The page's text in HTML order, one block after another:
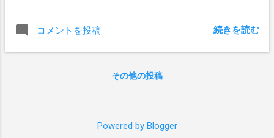
した。 タイトル： "Winter Wonderland" サ
イズ：610x665mm レギュラーエディショ
300ドルで発売 スペシャルエディション
クリーン印刷（雪はアーティストによるス
コメントを投稿 続きを読む
その他の投稿
Powered by Blogger